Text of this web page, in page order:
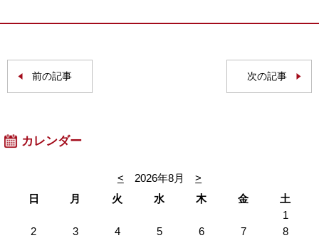
前の記事 次の記事
カレンダー
< 2026年8月
>
日
月 火 水 木 金
土
1
2
3 4 5 6 7
8